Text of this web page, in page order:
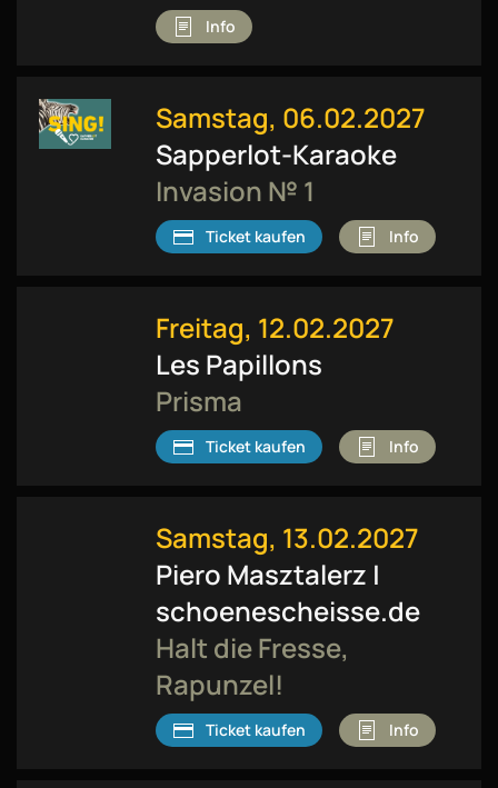
Info
Samstag, 06.02.2027
Sapperlot-Karaoke
Invasion № 1
Ticket kaufen Info
Freitag, 12.02.2027
Les Papillons
Prisma
Ticket kaufen Info
Samstag, 13.02.2027
Piero Masztalerz |
schoenescheisse.de
Halt die Fresse,
Rapunzel!
Ticket kaufen Info